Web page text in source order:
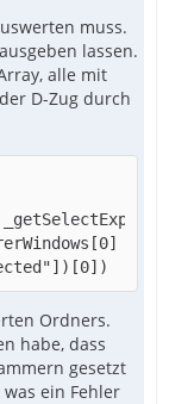
muss.
lassen.
alle mit
D-Zug durch
Ordners.
habe, dass
gesetzt
ein Fehler